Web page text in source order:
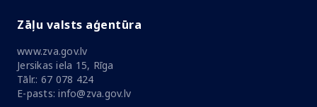
Zāļu valsts aģentūra
www.zva.gov.lv
Jersikas iela 15, Rīga
Tālr.: 67 078 424
E-pasts: info@zva.gov.lv